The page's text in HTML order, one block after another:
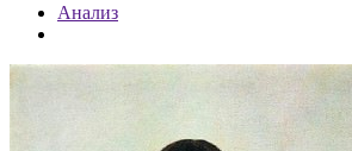
Анализ